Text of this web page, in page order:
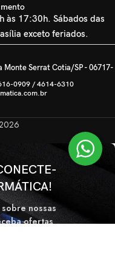
às 17:30h. Sábados das
exceto feriados.
Monte Serrat Cotia/SP - 06717-
0909 / 4614-6310
nossas
ofertas